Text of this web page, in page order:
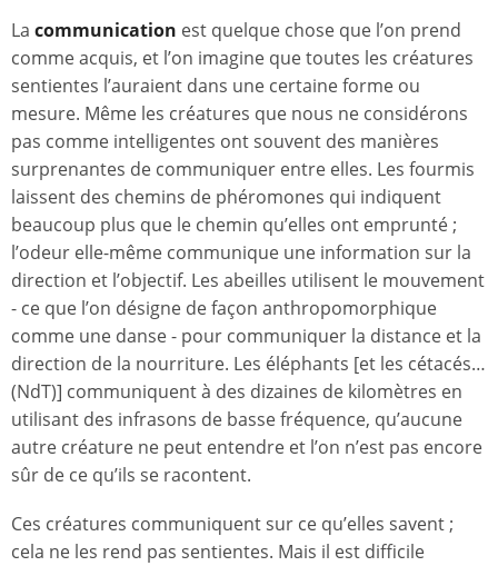
La communication est quelque chose que l’on prend
comme acquis, et l’on imagine que toutes les créatures
sentientes l’auraient dans une certaine forme ou
mesure. Même les créatures que nous ne considérons
pas comme intelligentes ont souvent des manières
surprenantes de communiquer entre elles. Les fourmis
laissent des chemins de phéromones qui indiquent
beaucoup plus que le chemin qu’elles ont emprunté ;
l’odeur elle-même communique une information sur la
direction et l’objectif. Les abeilles utilisent le mouvement
- ce que l’on désigne de façon anthropomorphique
comme une danse - pour communiquer la distance et la
direction de la nourriture. Les éléphants [et les cétacés…
(NdT)] communiquent à des dizaines de kilomètres en
utilisant des infrasons de basse fréquence, qu’aucune
autre créature ne peut entendre et l’on n’est pas encore
sûr de ce qu’ils se racontent.
Ces créatures communiquent sur ce qu’elles savent ;
cela ne les rend pas sentientes. Mais il est difficile